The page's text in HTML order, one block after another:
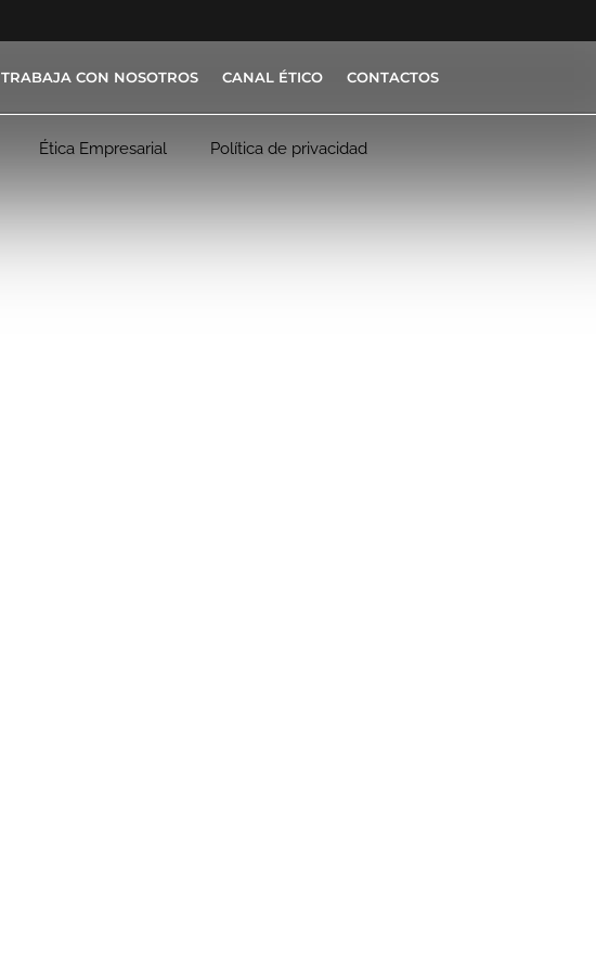
TRABAJA CON NOSOTROS CANAL ÉTICO CONTACTOS
Ética Empresarial Política de privacidad